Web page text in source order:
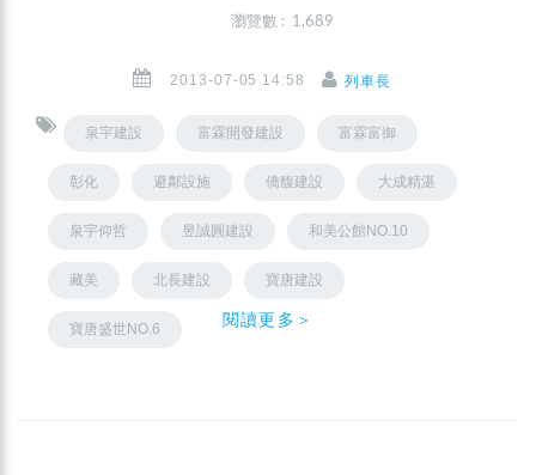
瀏覽數 : 1,689
2013-07-05 14:58 列車長
泉宇建設 富霖開發建設 富霖富御
彰化 避鄰設施 僑馥建設 大成精湛
泉宇仰哲 昱誠圓建設 和美公館NO.10
藏美 北長建設 寶唐建設
寶唐盛世NO.6 閱讀更多＞